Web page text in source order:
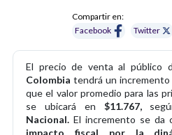
Compartir en:
Facebook
Twitter
El precio de venta al público
Colombia tendrá un incremento
que el valor promedio para las
se ubicará en $11.767,
Nacional. El incremento se da
impacto fiscal por la